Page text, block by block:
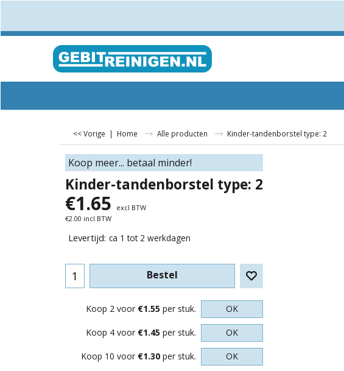
<< Vorige | Home Alle producten Kinder-tandenborstel type: 2
Koop meer... betaal minder!
Kinder-tandenborstel type: 2
€1.65
excl BTW
€2.00 incl BTW
Levertijd: ca 1 tot 2 werkdagen
Bestel
Koop 2 voor €1.55 per stuk. OK
Koop 4 voor €1.45 per stuk. OK
Koop 10 voor €1.30 per stuk. OK